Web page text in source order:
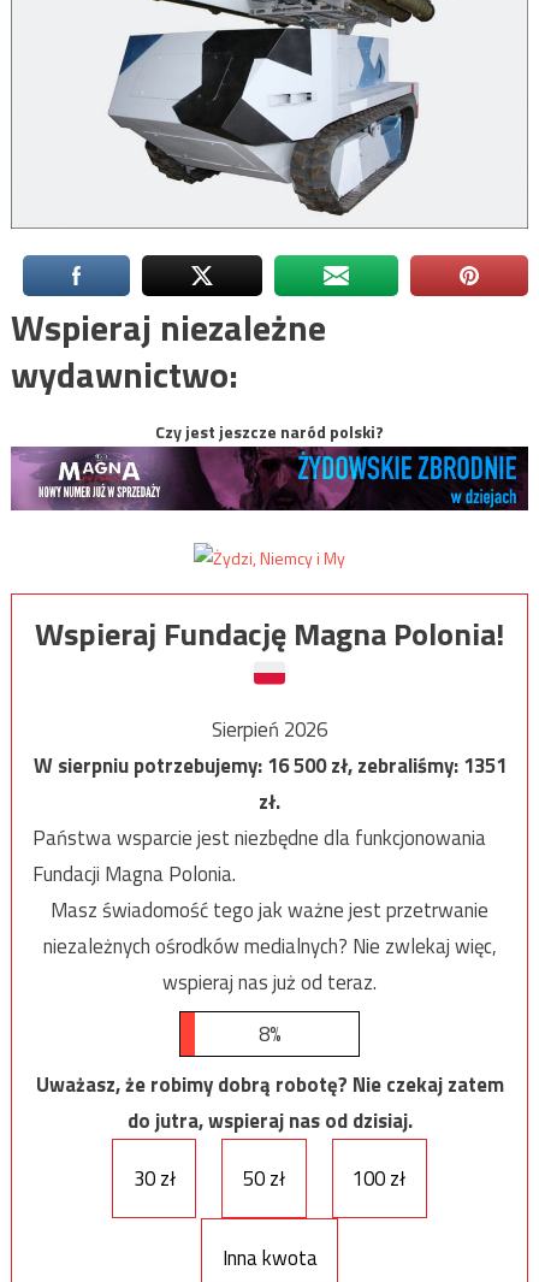
Wspieraj niezależne
wydawnictwo:
Czy jest jeszcze naród polski?
Wspieraj Fundację Magna Polonia!
Sierpień 2026
W sierpniu potrzebujemy:16 500zł, zebraliśmy:1351
zł.
Państwa wsparcie jest niezbędne dla funkcjonowania
Fundacji Magna Polonia.
Masz świadomość tego jak ważne jest przetrwanie
niezależnych ośrodków medialnych? Nie zwlekaj więc,
wspieraj nas już od teraz.
8%
Uważasz, że robimy dobrą robotę? Nie czekaj zatem
do jutra, wspieraj nas od dzisiaj.
30 zł
50 zł 100 zł
Inna kwota